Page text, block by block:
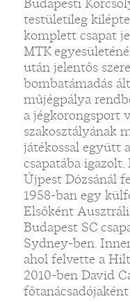
testületileg
komplett csapat
MTK
után jelentős
bombatámadás
műjégpálya
a jégkorongsport
szakosztályának
játékossal együtt
csapatába
Újpest Dózsánál
1958-ban egy
Elsőként
Budapest SC
Sydney-ben.
ahol felvette a
2010-ben David